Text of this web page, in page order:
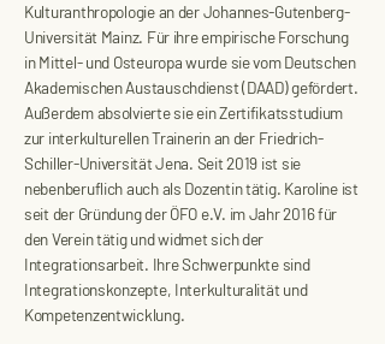
Kulturanthropologie an der Johannes-Gutenberg-
Universität Mainz. Für ihre empirische Forschung
in Mittel- und Osteuropa wurde sie vom Deutschen
Akademischen Austauschdienst (DAAD) gefördert.
Außerdem absolvierte sie ein Zertifikatsstudium
zur interkulturellen Trainerin an der Friedrich-
Schiller-Universität Jena. Seit 2019 ist sie
nebenberuflich auch als Dozentin tätig. Karoline ist
seit der Gründung der ÖFO e.V. im Jahr 2016 für
den Verein tätig und widmet sich der
Integrationsarbeit. Ihre Schwerpunkte sind
Integrationskonzepte, Interkulturalität und
Kompetenzentwicklung.